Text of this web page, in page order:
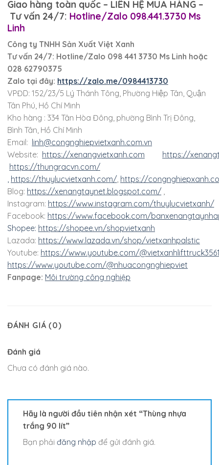
Giao hàng toàn quốc – LIÊN HỆ MUA HÀNG –
Tư vấn 24/7: Hotline/Zalo 098.441.3730 Ms
Linh
Công ty TNHH Sản Xuất Việt Xanh
Tư vấn 24/7: Hotline/Zalo 098 441 3730 Ms Linh hoặc
028 62790375
Zalo tại đây: https://zalo.me/0984413730
VPĐD: 152/23/5 Lý Thánh Tông, Phường Hiệp Tân, Quận
Tân Phú, Hồ Chí Minh
Kho hàng : 334 Tân Hòa Đông, phường Bình Trị Đông,
Bình Tân, Hồ Chí Minh
Email: linh@congnghiepvietxanh.com.vn
Website: https://xenangvietxanh.com
https://
https://thungracvn.com/
, https://thuylucvietxanh.com/, https://
Blog: https://xenangtaynet.blogspot.com/ ,
Instagram: https://www.instagram.com/thuylucvietxanh/
Facebook: https://www.facebook.com/
Shopee: https://shopee.vn/shopvietxanh
Lazada: https://www.lazada.vn/shop/vietxanhpalstic
Youtube: https://www.youtube.com/
https://www.youtube.com/@nhuacongnghiepviet
Fanpage: Môi trường công nghiệp
ĐÁNH GIÁ (0)
Đánh giá
Chưa có đánh giá nào.
Hãy là người đầu tiên nhận xét “Thùng nhựa
trắng 90 lít”
Bạn phải đăng nhập để gửi đánh giá.